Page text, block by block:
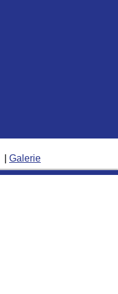
Galerie